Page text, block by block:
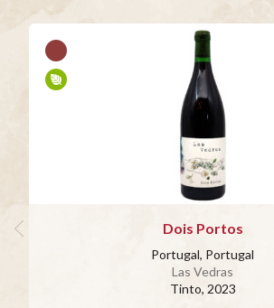
Dois Portos
Portugal, Portugal
Las Vedras
Tinto, 2023